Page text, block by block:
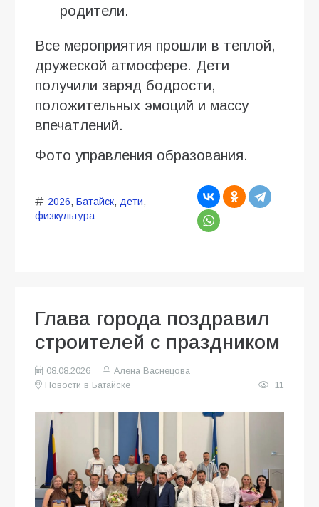
родители.
Все мероприятия прошли в теплой,
дружеской атмосфере. Дети
получили заряд бодрости,
положительных эмоций и массу
впечатлений.
Фото управления образования.
2026, Батайск, дети,
физкультура
Глава города поздравил
строителей с праздником
08.08.2026
Алена Васнецова
Новости в Батайске
11